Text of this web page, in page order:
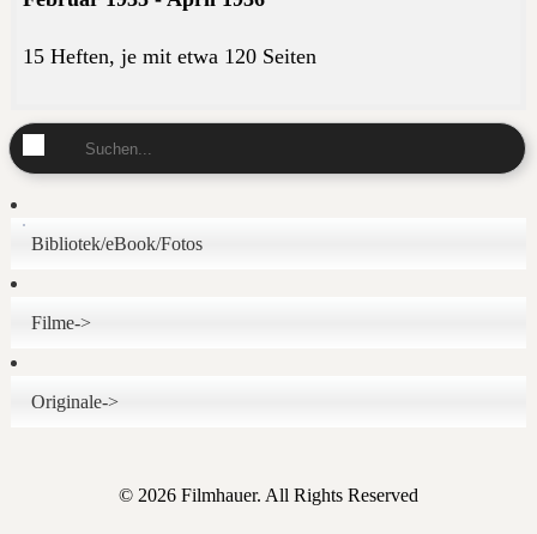
15 Heften, je mit etwa 120 Seiten
Bibliotek/eBook/Fotos
Filme->
Originale->
© 2026 Filmhauer. All Rights Reserved